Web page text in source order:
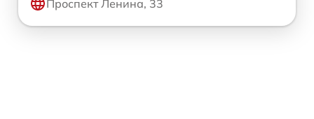
Проспект Ленина, 33